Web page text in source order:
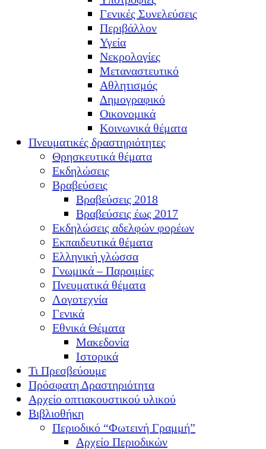
Γενικές Συνελεύσεις
Περιβάλλον
Υγεία
Νεκρολογίες
Μεταναστευτικό
Αθλητισμός
Δημογραφικό
Οικονομικά
Κοινωνικά θέματα
Πνευματικές δραστηριότητες
Θρησκευτικά θέματα
Εκδηλώσεις
Βραβεύσεις
Βραβεύσεις 2018
Βραβεύσεις έως 2017
Εκδηλώσεις αδελφών φορέων
Εκπαιδευτικά θέματα
Ελληνική γλώσσα
Γνωμικά – Παροιμίες
Πνευματικά θέματα
Λογοτεχνία
Γενικά
Εθνικά Θέματα
Μακεδονία
Ιστορικά
Τι Πρεσβεύουμε
Πρόσφατη Δραστηριότητα
Αρχείο οπτιακουστικού υλικού
Βιβλιοθήκη
Περιοδικό “Φωτεινή Γραμμή”
Αρχείο Περιοδικών